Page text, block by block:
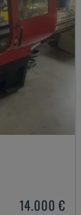
14.000 €